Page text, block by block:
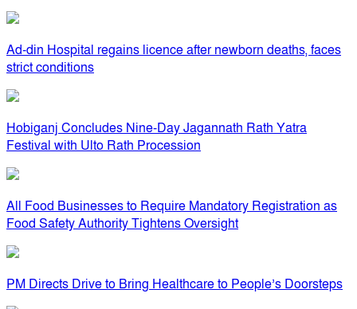
Ad-din Hospital regains licence after newborn deaths, faces
strict conditions
Hobiganj Concludes Nine-Day Jagannath Rath Yatra
Festival with Ulto Rath Procession
All Food Businesses to Require Mandatory Registration as
Food Safety Authority Tightens Oversight
PM Directs Drive to Bring Healthcare to People’s Doorsteps